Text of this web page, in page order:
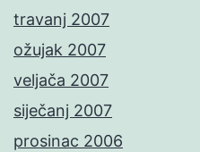
travanj 2007
ožujak 2007
veljača 2007
siječanj 2007
prosinac 2006